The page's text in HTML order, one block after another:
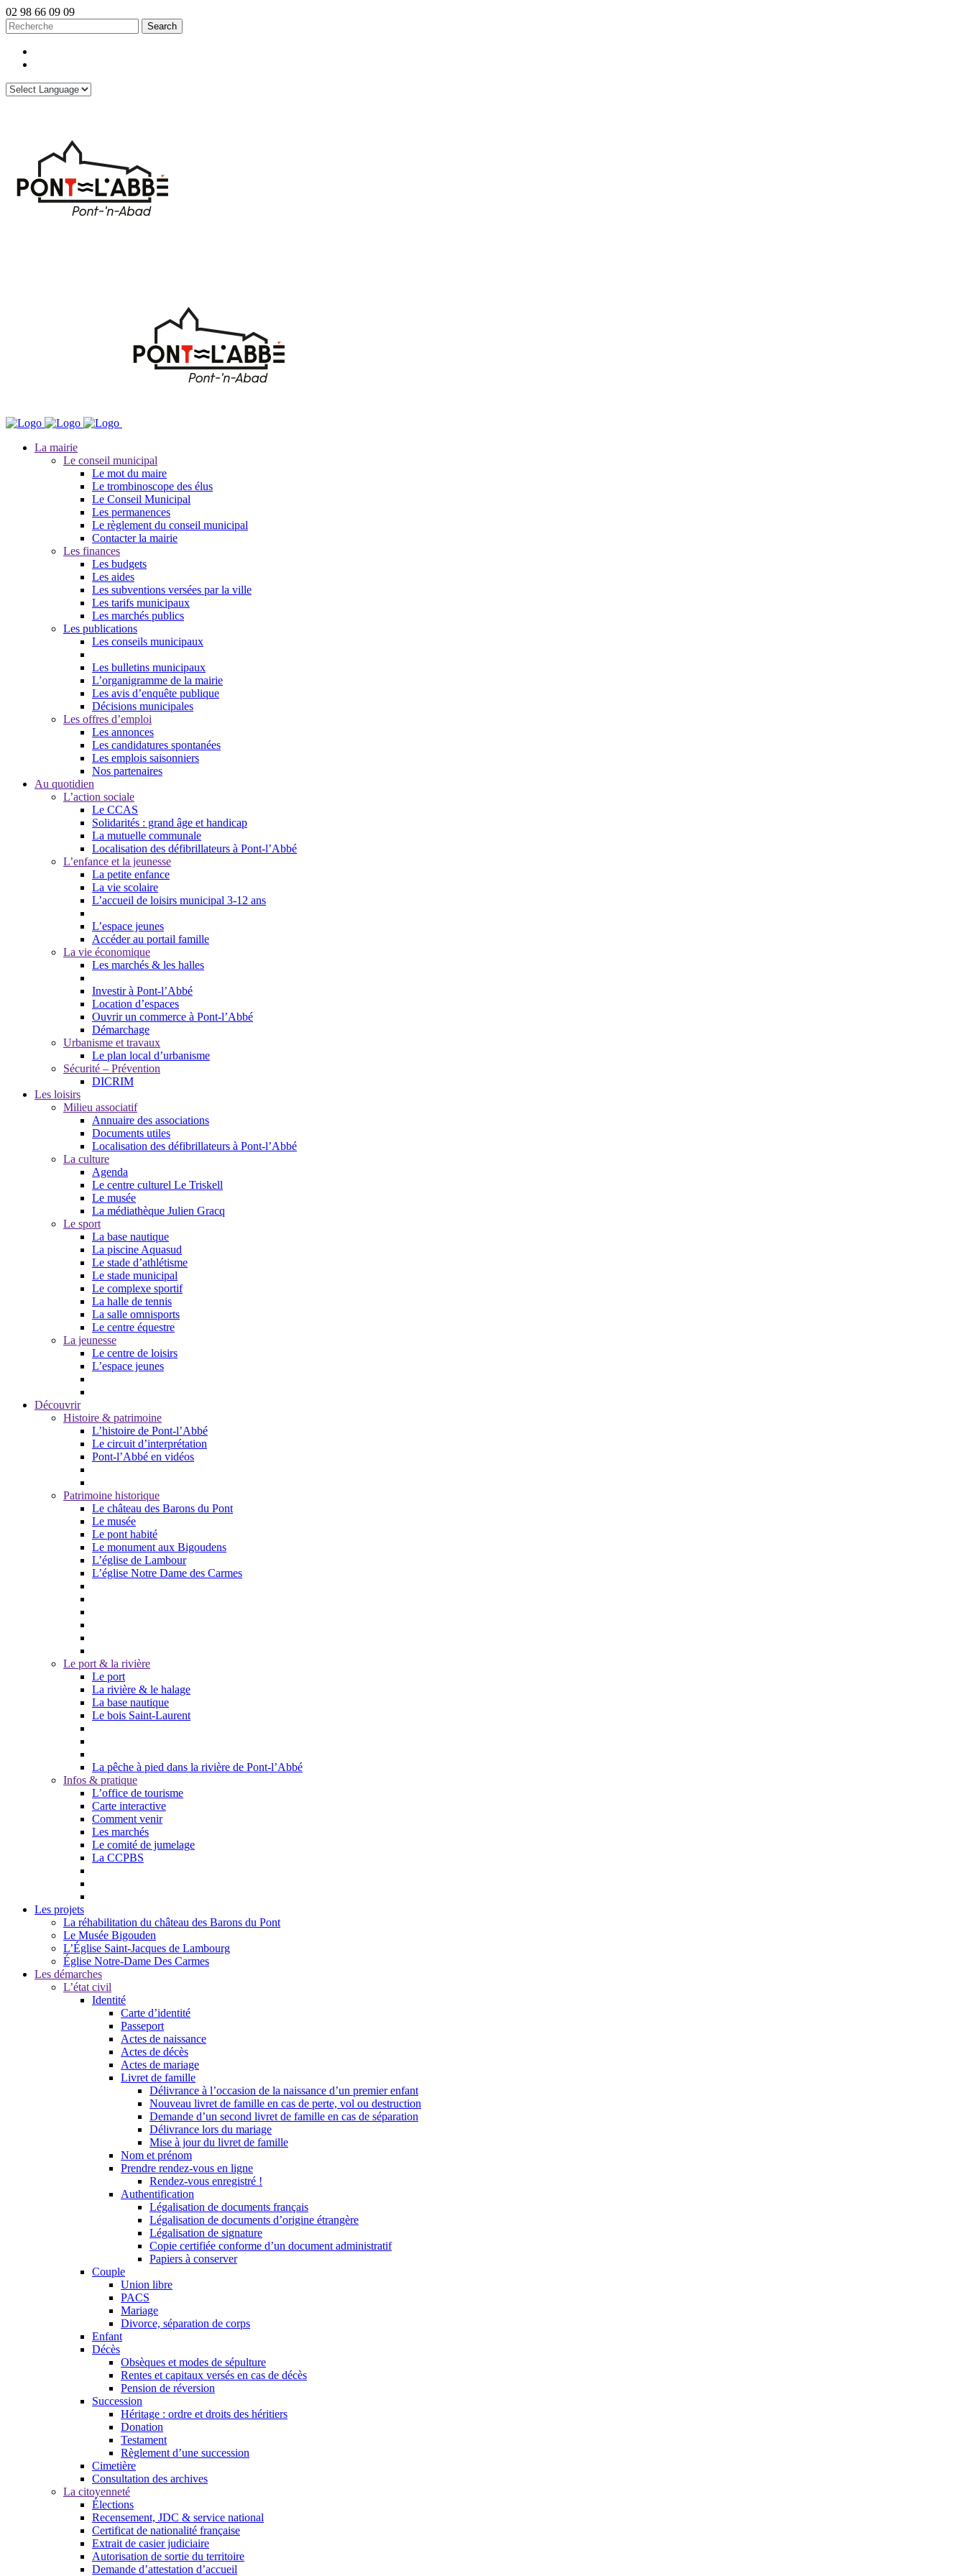
02 98 66 09 09
La mairie
Le conseil municipal
Le mot du maire
Le trombinoscope des élus
Le Conseil Municipal
Les permanences
Le règlement du conseil municipal
Contacter la mairie
Les finances
Les budgets
Les aides
Les subventions versées par la ville
Les tarifs municipaux
Les marchés publics
Les publications
Les conseils municipaux
Les bulletins municipaux
L’organigramme de la mairie
Les avis d’enquête publique
Décisions municipales
Les offres d’emploi
Les annonces
Les candidatures spontanées
Les emplois saisonniers
Nos partenaires
Au quotidien
L’action sociale
Le CCAS
Solidarités : grand âge et handicap
La mutuelle communale
Localisation des défibrillateurs à Pont-l’Abbé
L’enfance et la jeunesse
La petite enfance
La vie scolaire
L’accueil de loisirs municipal 3-12 ans
L’espace jeunes
Accéder au portail famille
La vie économique
Les marchés & les halles
Investir à Pont-l’Abbé
Location d’espaces
Ouvrir un commerce à Pont-l’Abbé
Démarchage
Urbanisme et travaux
Le plan local d’urbanisme
Sécurité – Prévention
DICRIM
Les loisirs
Milieu associatif
Annuaire des associations
Documents utiles
Localisation des défibrillateurs à Pont-l’Abbé
La culture
Agenda
Le centre culturel Le Triskell
Le musée
La médiathèque Julien Gracq
Le sport
La base nautique
La piscine Aquasud
Le stade d’athlétisme
Le stade municipal
Le complexe sportif
La halle de tennis
La salle omnisports
Le centre équestre
La jeunesse
Le centre de loisirs
L’espace jeunes
Découvrir
Histoire & patrimoine
L’histoire de Pont-l’Abbé
Le circuit d’interprétation
Pont-l’Abbé en vidéos
Patrimoine historique
Le château des Barons du Pont
Le musée
Le pont habité
Le monument aux Bigoudens
L’église de Lambour
L’église Notre Dame des Carmes
Le port & la rivière
Le port
La rivière & le halage
La base nautique
Le bois Saint-Laurent
La pêche à pied dans la rivière de Pont-l’Abbé
Infos & pratique
L’office de tourisme
Carte interactive
Comment venir
Les marchés
Le comité de jumelage
La CCPBS
Les projets
La réhabilitation du château des Barons du Pont
Le Musée Bigouden
L’Église Saint-Jacques de Lambourg
Église Notre-Dame Des Carmes
Les démarches
L’état civil
Identité
Carte d’identité
Passeport
Actes de naissance
Actes de décès
Actes de mariage
Livret de famille
Délivrance à l’occasion de la naissance d’un premier enfant
Nouveau livret de famille en cas de perte, vol ou destruction
Demande d’un second livret de famille en cas de séparation
Délivrance lors du mariage
Mise à jour du livret de famille
Nom et prénom
Prendre rendez-vous en ligne
Rendez-vous enregistré !
Authentification
Légalisation de documents français
Légalisation de documents d’origine étrangère
Légalisation de signature
Copie certifiée conforme d’un document administratif
Papiers à conserver
Couple
Union libre
PACS
Mariage
Divorce, séparation de corps
Enfant
Décès
Obsèques et modes de sépulture
Rentes et capitaux versés en cas de décès
Pension de réversion
Succession
Héritage : ordre et droits des héritiers
Donation
Testament
Règlement d’une succession
Cimetière
Consultation des archives
La citoyenneté
Élections
Recensement, JDC & service national
Certificat de nationalité française
Extrait de casier judiciaire
Autorisation de sortie du territoire
Demande d’attestation d’accueil